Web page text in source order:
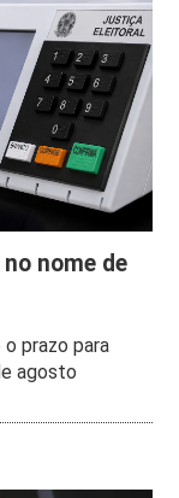
nome de
o prazo para
agosto